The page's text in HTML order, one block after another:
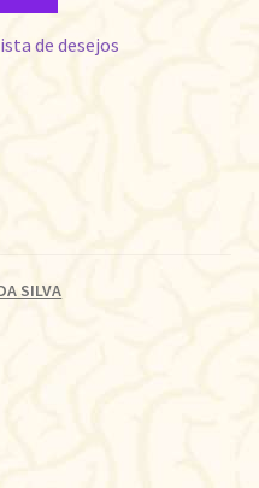
de desejos
SILVA